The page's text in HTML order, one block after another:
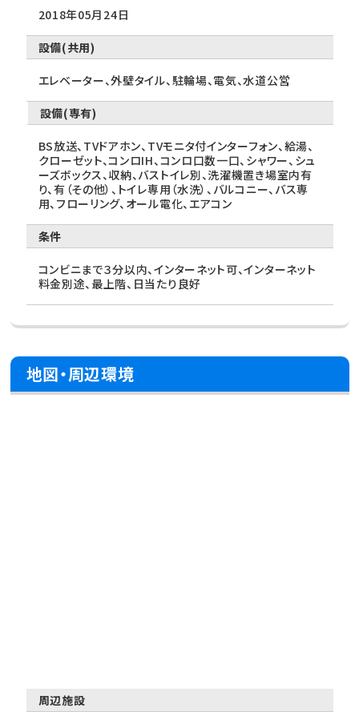
2018年05月24日
設備(共用)
エレベーター、外壁タイル、駐輪場、電気、水道公営
設備(専有)
BS放送、TVドアホン、TVモニタ付インターフォン、給湯、
クローゼット、コンロIH、コンロ口数一口、シャワー、シュ
ーズボックス、収納、バストイレ別、洗濯機置き場室内有
り、有（その他）、トイレ専用（水洗）、バルコニー、バス専
用、フローリング、オール電化、エアコン
条件
コンビニまで３分以内、インターネット可、インターネット
料金別途、最上階、日当たり良好
地図・周辺環境
周辺施設